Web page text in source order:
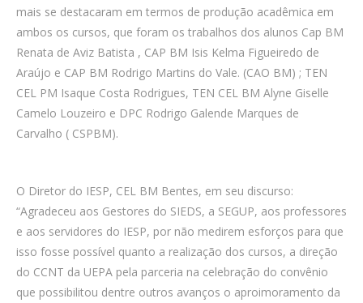
mais se destacaram em termos de produção acadêmica em
ambos os cursos, que foram os trabalhos dos alunos Cap BM
Renata de Aviz Batista , CAP BM Isis Kelma Figueiredo de
Araújo e CAP BM Rodrigo Martins do Vale. (CAO BM) ; TEN
CEL PM Isaque Costa Rodrigues, TEN CEL BM Alyne Giselle
Camelo Louzeiro e DPC Rodrigo Galende Marques de
Carvalho ( CSPBM).
O Diretor do IESP, CEL BM Bentes, em seu discurso:
“Agradeceu aos Gestores do SIEDS, a SEGUP, aos professores
e aos servidores do IESP, por não medirem esforços para que
isso fosse possível quanto a realização dos cursos, a direção
do CCNT da UEPA pela parceria na celebração do convênio
que possibilitou dentre outros avanços o aproimoramento da